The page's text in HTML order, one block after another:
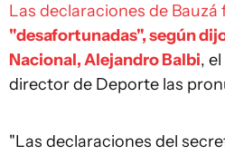
Las declaraciones de Bauzá
"desafortunadas", según
Nacional, Alejandro Balbi,
director de Deporte las
"Las declaraciones del